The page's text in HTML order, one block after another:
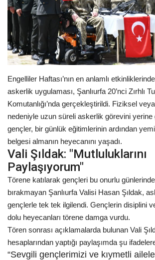
Siyaset
Galeriler
Künye
Sağlık
İletişim
Kültür Sanat
Engelliler Haftası’nın en anlamlı
askerlik uygulaması, Şanlıurfa 20’nci Zırhlı
Komutanlığı’nda gerçekleştirildi. Fiziksel
nedeniyle uzun süreli askerlik görevini
gençler, bir günlük eğitimlerinin ardından
belgesi almanın heyecanını yaşadı.
Vali Şıldak: "Mutluluklarını
Paylaşıyorum"
Törene katılarak gençleri bu onurlu
bırakmayan Şanlıurfa Valisi Hasan Şıldak,
gençlerle tek tek ilgilendi. Gençlerin disiplini
dolu heyecanları törene damga vurdu.
Tören sonrası açıklamalarda bulunan Vali
hesaplarından yaptığı paylaşımda şu
“Sevgili gençlerimizi ve kıymetli